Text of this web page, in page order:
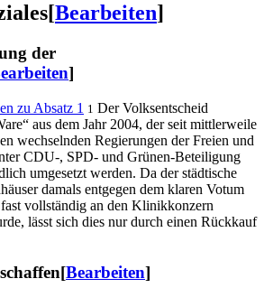
Bearbeiten]
der
]
zu Absatz 1 1 Der Volksentscheid
aus dem Jahr 2004, der seit mittlerweile
wechselnden Regierungen der Freien und
CDU-, SPD- und Grünen-Beteiligung
umgesetzt werden. Da der städtische
damals entgegen dem klaren Votum
vollständig an den Klinikkonzern
lässt sich dies nur durch einen Rückkauf
Bearbeiten]